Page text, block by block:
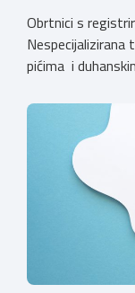
Obrtnici s
Nespecijalizirana
pićima i
koja sadrže
svoje poslovne
vjerodostojnu
sustava e-